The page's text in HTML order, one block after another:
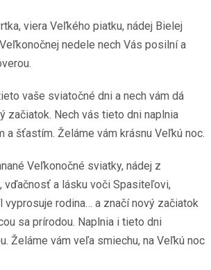
viera Veľkého piatku, nádej Bielej
nedele nech Vás posilní a
vaše sviatočné dni a nech vám dá
začiatok. Nech vás tieto dni naplnia
a šťastím. Želáme vám krásnu Veľkú noc.
Veľkonočné sviatky, nádej z
vďačnosť a lásku voči Spasiteľovi,
vyprosuje rodina… a značí nový začiatok
sa prírodou. Naplnia i tieto dni
Želáme vám veľa smiechu, na Veľkú noc